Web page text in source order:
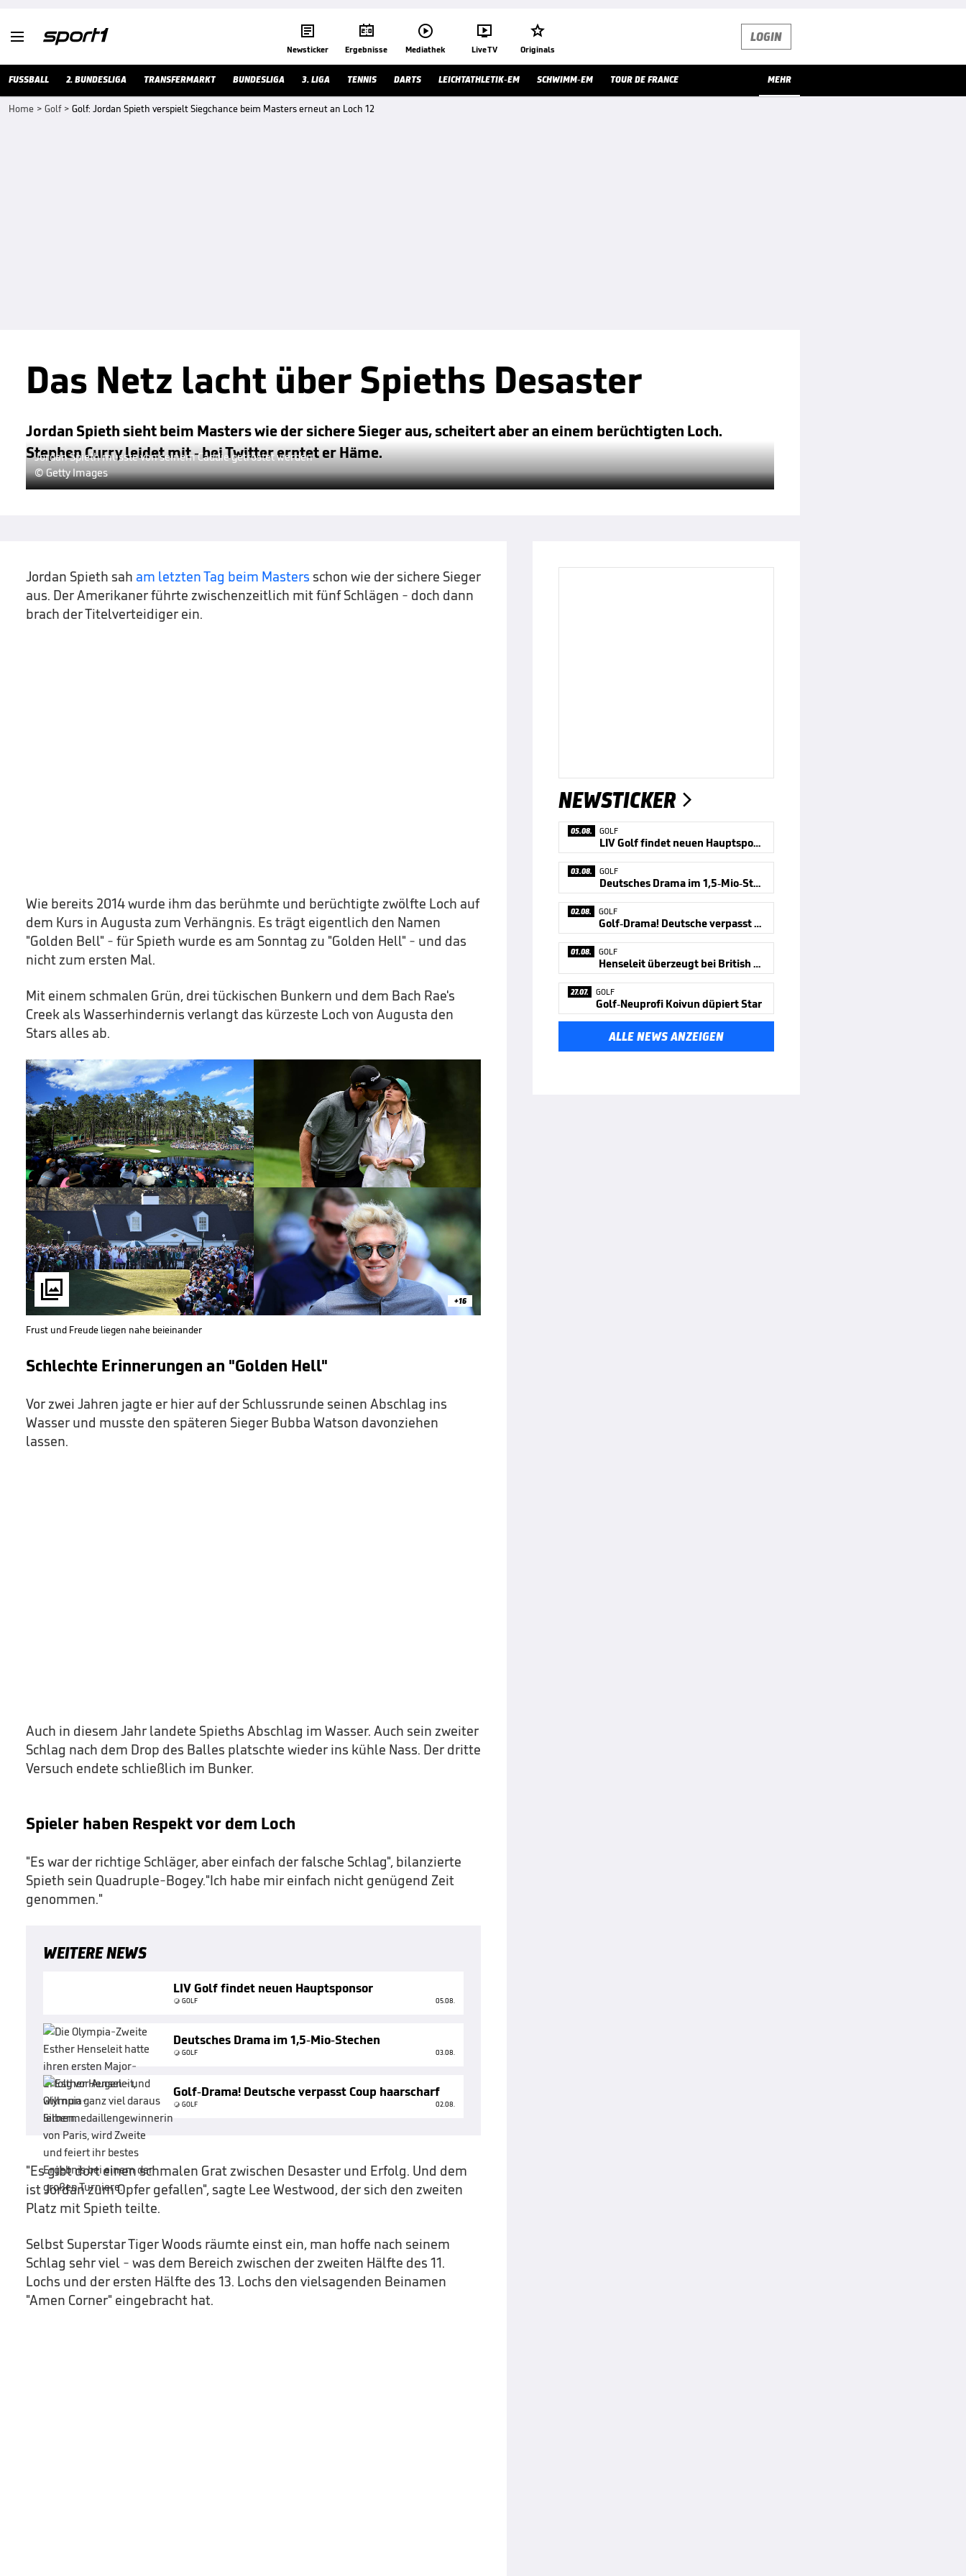
 
Newsticker

Ergebnisse

Mediathek

Live TV

Originals
LOGIN
FUSSBALL 2. BUNDESLIGA TRANSFERMARKT BUNDESLIGA 3. LIGA TENNIS DARTS LEICHTATHLETIK-EM SCHWIMM-EM TOUR DE FRANCE MEHR
Home > Golf > Golf: Jordan Spieth verspielt Siegchance beim Masters erneut an Loch 12
Das Netz lacht über Spieths Desaster
Jordan Spieth sieht beim Masters wie der sichere Sieger aus, scheitert aber an einem berüchtigten Loch.
Stephen Curry leidet mit - bei Twitter erntet er Häme.
Jordan Spieth musste von seinem Caddie getröstet werden
© Getty Images
Jordan Spieth sah am letzten Tag beim Masters schon wie der sichere Sieger
aus. Der Amerikaner führte zwischenzeitlich mit fünf Schlägen - doch dann
brach der Titelverteidiger ein.
Wie bereits 2014 wurde ihm das berühmte und berüchtigte zwölfte Loch auf
dem Kurs in Augusta zum Verhängnis. Es trägt eigentlich den Namen
"Golden Bell" - für Spieth wurde es am Sonntag zu "Golden Hell" - und das
nicht zum ersten Mal.
Mit einem schmalen Grün, drei tückischen Bunkern und dem Bach Rae's
Creek als Wasserhindernis verlangt das kürzeste Loch von Augusta den
Stars alles ab.
 +16
Frust und Freude liegen nahe beieinander
Schlechte Erinnerungen an "Golden Hell"
Vor zwei Jahren jagte er hier auf der Schlussrunde seinen Abschlag ins
Wasser und musste den späteren Sieger Bubba Watson davonziehen
lassen.
Auch in diesem Jahr landete Spieths Abschlag im Wasser. Auch sein zweiter
Schlag nach dem Drop des Balles platschte wieder ins kühle Nass. Der dritte
Versuch endete schließlich im Bunker.
Spieler haben Respekt vor dem Loch
"Es war der richtige Schläger, aber einfach der falsche Schlag", bilanzierte
Spieth sein Quadruple-Bogey."Ich habe mir einfach nicht genügend Zeit
genommen."
WEITERE NEWS
LIV Golf findet neuen Hauptsponsor
GOLF 05.08.
Deutsches Drama im 1,5-Mio-Stechen
GOLF 03.08.
Golf-Drama! Deutsche verpasst Coup haarscharf
GOLF 02.08.
"Es gibt dort einen schmalen Grat zwischen Desaster und Erfolg. Und dem
ist Jordan zum Opfer gefallen", sagte Lee Westwood, der sich den zweiten
Platz mit Spieth teilte.
Selbst Superstar Tiger Woods räumte einst ein, man hoffe nach seinem
Schlag sehr viel - was dem Bereich zwischen der zweiten Hälfte des 11.
Lochs und der ersten Hälfte des 13. Lochs den vielsagenden Beinamen
"Amen Corner" eingebracht hat.
NEWSTICKER 
05.08. GOLF
LIV Golf findet neuen Hauptsponsor
03.08. GOLF
Deutsches Drama im 1,5-Mio-Stechen
02.08. GOLF
Golf-Drama! Deutsche verpasst Coup
01.08. GOLF
Henseleit überzeugt bei British Open
27.07. GOLF
Golf-Neuprofi Koivun düpiert Star
ALLE NEWS ANZEIGEN